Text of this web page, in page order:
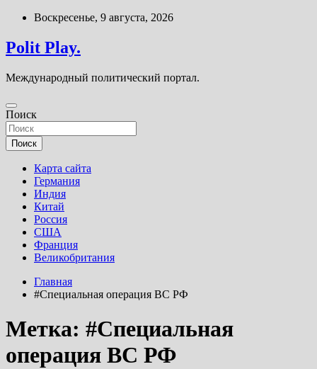
Перейти
содержимому
Воскресенье, 9 августа, 2026
Polit Play.
Международный политический портал.
Поиск
Поиск
Карта сайта
Германия
Индия
Китай
Россия
США
Франция
Великобритания
Главная
#Специальная операция ВС РФ
Метка: #Специальная
операция ВС РФ